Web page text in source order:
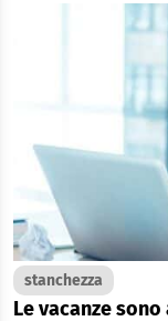
stanchezza
Le vacanze